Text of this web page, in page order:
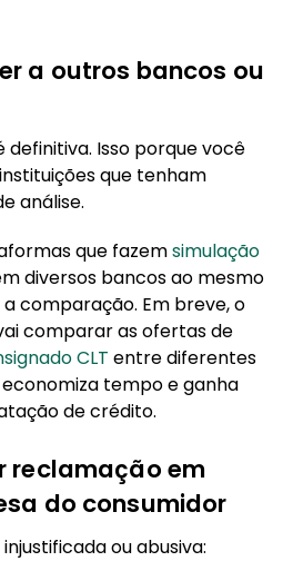
a outros bancos ou
definitiva. Isso porque você
que tenham
análise.
que fazemsimulação
diversos bancos ao mesmo
comparação. Em breve, o
comparar as ofertas de
CLT entre diferentes
tempo e ganha
de crédito.
reclamação em
do consumidor
ou abusiva: